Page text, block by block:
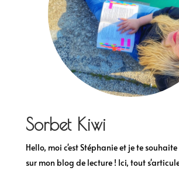
Sorbet Kiwi
Hello, moi c'est Stéphanie et je te
sur mon blog de lecture ! Ici, tout